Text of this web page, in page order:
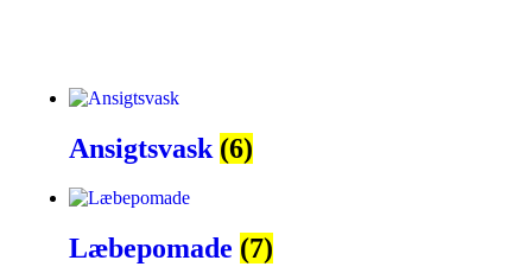
Ansigtsvask (6)
Læbepomade (7)